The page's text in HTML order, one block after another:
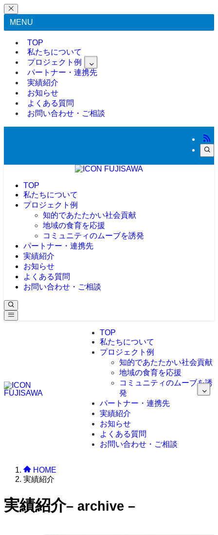
MENU
TOP
私たちについて
プロジェクト例
パートナー・連携先
実績紹介
お知らせ
よくある質問
お問い合わせ・ご相談
TOP
私たちについて
プロジェクト例
知的であたたかい社会貢献
地域の食育を応援
コミュニティのムーブを誘発
パートナー・連携先
実績紹介
お知らせ
よくある質問
お問い合わせ・ご相談
TOP
私たちについて
プロジェクト例
知的であたたかい社会貢献
地域の食育を応援
コミュニティのムーブを誘
発
パートナー・連携先
実績紹介
お知らせ
よくある質問
お問い合わせ・ご相談
HOME
実績紹介
実績紹介– archive –